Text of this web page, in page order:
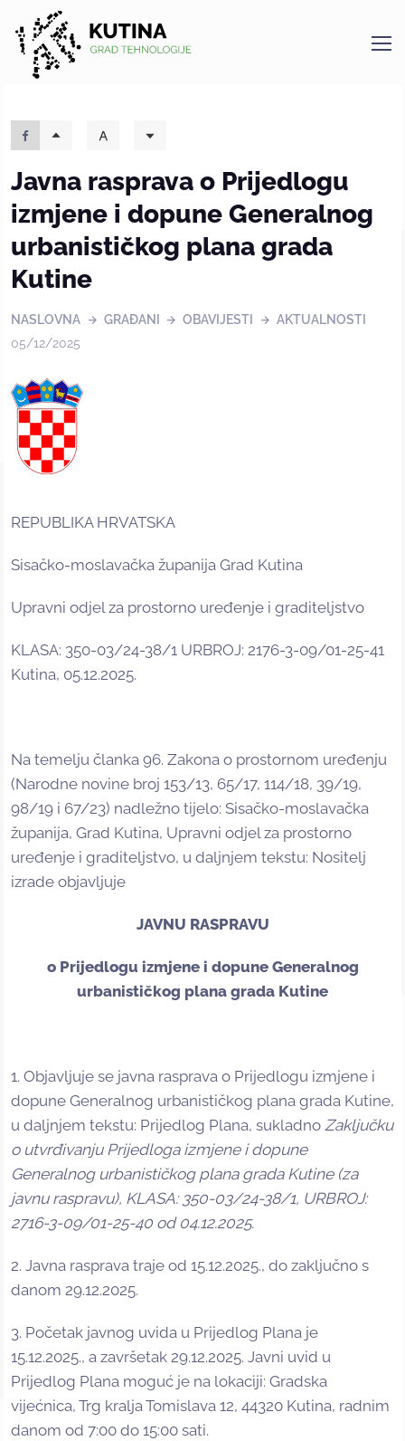
Kutina
Javna rasprava o Prijedlogu
izmjene i dopune Generalnog
urbanističkog plana grada
Kutine
NASLOVNA GRAĐANI OBAVIJESTI
AKTUALNOSTI
05/12/2025
REPUBLIKA HRVATSKA
Sisačko-moslavačka županija Grad Kutina
Upravni odjel za prostorno uređenje i graditeljstvo
KLASA: 350-03/24-38/1 URBROJ: 2176-3-09/01-25-41
Kutina, 05.12.2025.
Na temelju članka 96. Zakona o prostornom uređenju
(Narodne novine broj 153/13, 65/17, 114/18, 39/19,
98/19 i 67/23) nadležno tijelo: Sisačko-moslavačka
županija, Grad Kutina, Upravni odjel za prostorno
uređenje i graditeljstvo, u daljnjem tekstu: Nositelj
izrade objavljuje
JAVNU RASPRAVU
o Prijedlogu izmjene i dopune Generalnog
urbanističkog plana grada Kutine
1. Objavljuje se javna rasprava o Prijedlogu izmjene i
dopune Generalnog urbanističkog plana grada Kutine,
u daljnjem tekstu: Prijedlog Plana, sukladno Zaključku
o utvrđivanju Prijedloga izmjene i dopune
Generalnog urbanističkog plana grada Kutine (za
javnu raspravu), KLASA: 350-03/24-38/1, URBROJ:
2716-3-09/01-25-40 od 04.12.2025.
2. Javna rasprava traje od 15.12.2025., do zaključno s
danom 29.12.2025.
3. Početak javnog uvida u Prijedlog Plana je
15.12.2025., a završetak 29.12.2025. Javni uvid u
Prijedlog Plana moguć je na lokaciji: Gradska
vijećnica, Trg kralja Tomislava 12, 44320 Kutina, radnim
danom od 7:00 do 15:00 sati.